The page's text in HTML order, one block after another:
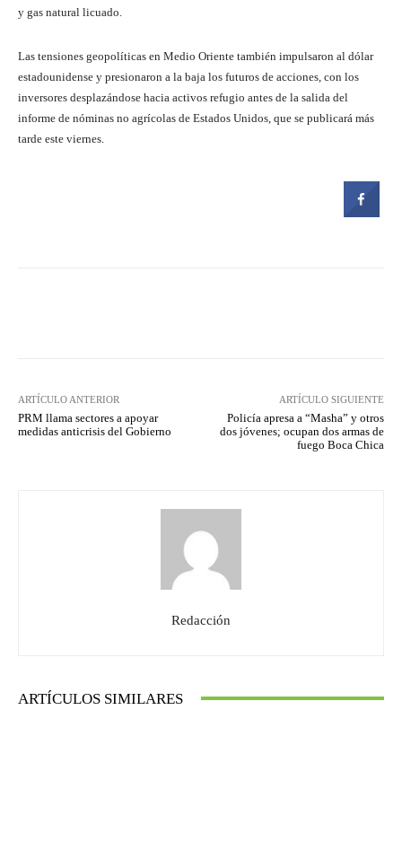
y gas natural licuado.
Las tensiones geopolíticas en Medio Oriente también impulsaron al dólar
estadounidense y presionaron a la baja los futuros de acciones, con los
inversores desplazándose hacia activos refugio antes de la salida del
informe de nóminas no agrícolas de Estados Unidos, que se publicará más
tarde este viernes.
ARTÍCULO ANTERIOR
PRM llama sectores a apoyar
medidas anticrisis del Gobierno
ARTÍCULO SIGUIENTE
Policía apresa a “Masha” y otros
dos jóvenes; ocupan dos armas de
fuego Boca Chica
Redacción
ARTÍCULOS SIMILARES